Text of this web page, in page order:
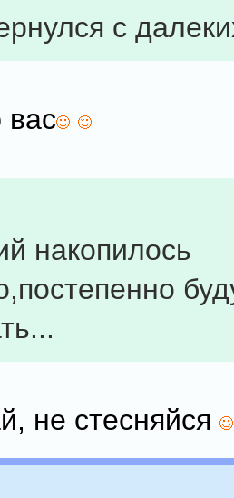
с
накопилось
не стесняйся